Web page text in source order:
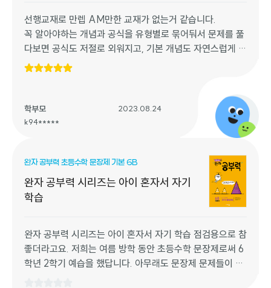
데 학원이랑 진짜 똑같이 알려주셔요….. 이건 진짜 구라가
아닙니다. 진짜 똑같애서 깜짝놀랐어요 가르치는 방식이 똑
같나? 할 정도로 똑같았어요
무튼 한끝 교재 강격 추천.
선행교재로 만렙 AM만한 교재가 없는거 같습니다.
꼭 알아야하는 개념과 공식을 유형별로 묶어둬서 문제를 풀
다보면 공식도 저절로 외워지고, 기본 개념도 자연스럽게 익
혀지는거 같았습니다. 만렙 AM을 끝내고 만렙 PM을 풀면
학부모
k94*****
2023.08.24
완자 공부력 초등수학 문장제 기본 6B
완자 공부력 시리즈는 아이 혼자서 자기
학습
완자 공부력 시리즈는 아이 혼자서 자기 학습 점검용으로 참
좋더라고요. 저희는 여름 방학 동안 초등수학 문장제로써 6
학년 2학기 예습을 했답니다. 아무래도 문장제 문제들이 글